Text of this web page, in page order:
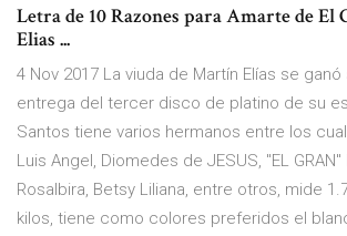
Letra de 10 Razones para Amarte de
Elias ...
4 Nov 2017 La viuda de Martín Elías se ganó
entrega del tercer disco de platino de su
Santos tiene varios hermanos entre los
Luis Angel, Diomedes de JESUS, "EL GRAN"
Rosalbira, Betsy Liliana, entre otros, mide
kilos, tiene como colores preferidos el